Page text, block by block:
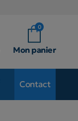
0
Mon panier
Contact